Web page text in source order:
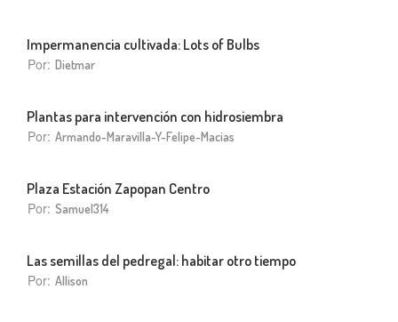
Impermanencia cultivada: Lots of Bulbs
Por: Dietmar
Plantas para intervención con hidrosiembra
Por: Armando-Maravilla-Y-Felipe-Macias
Plaza Estación Zapopan Centro
Por: Samuel314
Las semillas del pedregal: habitar otro tiempo
Por: Allison